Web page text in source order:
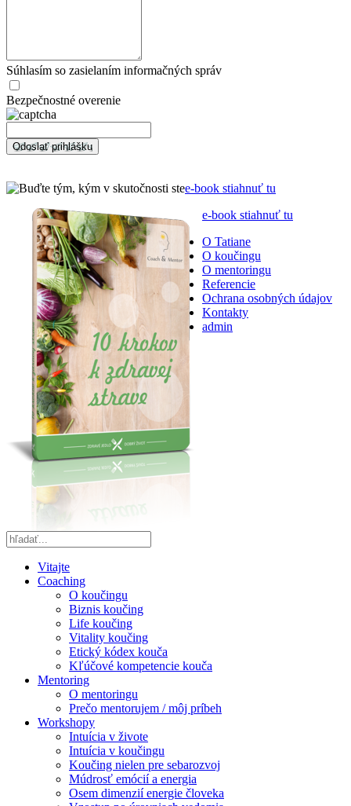
Súhlasím so zasielaním informačných správ
Bezpečnostné overenie
Odoslať prihlášku
e-book stiahnuť tu
e-book stiahnuť tu
O Tatiane
O koučingu
O mentoringu
Referencie
Ochrana osobných údajov
Kontakty
admin
Vitajte
Coaching
O koučingu
Biznis koučing
Life koučing
Vitality koučing
Etický kódex kouča
Kľúčové kompetencie kouča
Mentoring
O mentoringu
Prečo mentorujem / môj príbeh
Workshopy
Intuícia v živote
Intuícia v koučingu
Koučing nielen pre sebarozvoj
Múdrosť emócií a energia
Osem dimenzií energie človeka